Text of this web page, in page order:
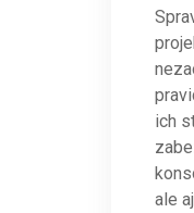
ich
ale